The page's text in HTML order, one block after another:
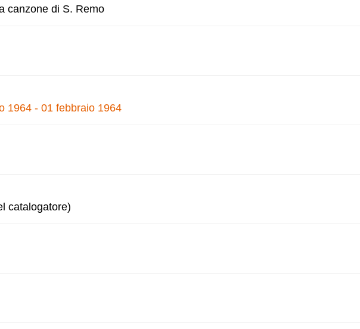
canzone di S. Remo
1964 - 01 febbraio 1964
catalogatore)